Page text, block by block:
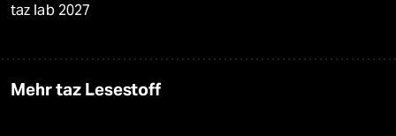
taz lab 2027
Mehr taz Lesestoff